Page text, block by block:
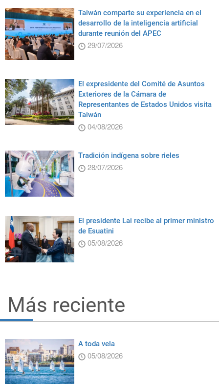
Taiwán comparte su experiencia en el
desarrollo de la inteligencia artificial
durante reunión del APEC
29/07/2026
El expresidente del Comité de Asuntos
Exteriores de la Cámara de
Representantes de Estados Unidos visita
Taiwán
04/08/2026
Tradición indígena sobre rieles
28/07/2026
El presidente Lai recibe al primer ministro
de Esuatini
05/08/2026
Más reciente
A toda vela
05/08/2026